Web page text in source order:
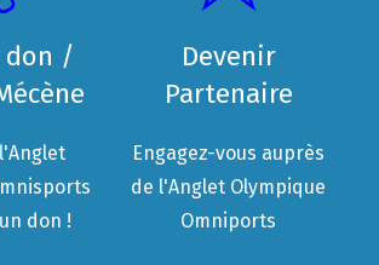
don /
don !
Devenir
Partenaire
Engagez-vous auprès
de l'Anglet Olympique
Omniports